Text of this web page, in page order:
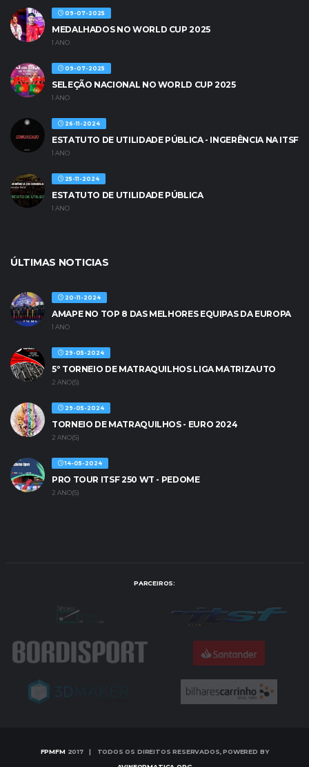
09-07-2025
MEDALHADOS NO WORLD CUP 2025
1 ANO
09-07-2025
SELEÇÃO NACIONAL NO WORLD CUP 2025
1 ANO
26-11-2024
ESTATUTO DE UTILIDADE PÚBLICA - INGERÊNCIA NA ITSF
1 ANO
25-11-2024
ESTATUTO DE UTILIDADE PÚBLICA
1 ANO
ÚLTIMAS NOTICIAS
20-11-2024
AMAPE NO TOP 8 DAS MELHORES EQUIPAS DA EUROPA
1 ANO
29-05-2024
5º TORNEIO DE MATRAQUILHOS LIGA MATRIZAUTO
2 ANO(S)
29-05-2024
TORNEIO DE MATRAQUILHOS - EURO 2024
2 ANO(S)
14-05-2024
PRO TOUR ITSF 250 WT - PEDOME
2 ANO(S)
PARCEIROS:
FPMFM2017 | TODOS OS DIREITOS RESERVADOS, POWERED BY